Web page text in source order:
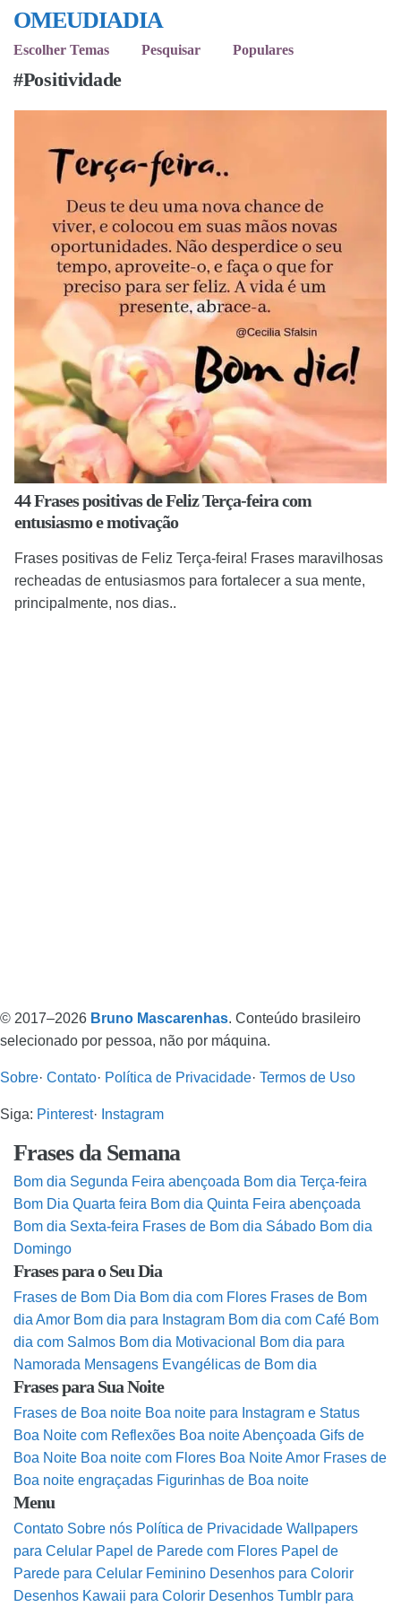
OMEUDIADIA
Escolher Temas Pesquisar Populares
#Positividade
44 Frases positivas de Feliz Terça-feira com
entusiasmo e motivação
Frases positivas de Feliz Terça-feira! Frases maravilhosas
recheadas de entusiasmos para fortalecer a sua mente,
principalmente, nos dias..
© 2017–2026 Bruno Mascarenhas. Conteúdo brasileiro
selecionado por pessoa, não por máquina.
Sobre· Contato· Política de Privacidade· Termos de Uso
Siga: Pinterest· Instagram
Frases da Semana
Bom dia Segunda Feira abençoada Bom dia Terça-feira
Bom Dia Quarta feira Bom dia Quinta Feira abençoada
Bom dia Sexta-feira Frases de Bom dia Sábado Bom dia
Domingo
Frases para o Seu Dia
Frases de Bom Dia Bom dia com Flores Frases de Bom
dia Amor Bom dia para Instagram Bom dia com Café Bom
dia com Salmos Bom dia Motivacional
Bom dia para
Namorada Mensagens Evangélicas de Bom dia
Frases para Sua Noite
Frases de Boa noite Boa noite para Instagram e Status
Boa Noite com Reflexões Boa noite Abençoada Gifs de
Boa Noite Boa noite com Flores Boa Noite Amor Frases de
Boa noite engraçadas Figurinhas de Boa noite
Menu
Contato Sobre nós Política de Privacidade Wallpapers
para Celular Papel de Parede com Flores Papel de
Parede para Celular Feminino Desenhos para Colorir
Desenhos Kawaii para Colorir Desenhos Tumblr para